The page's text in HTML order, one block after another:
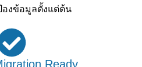
องข้อมูลตั้งแต่ต้น
Ready